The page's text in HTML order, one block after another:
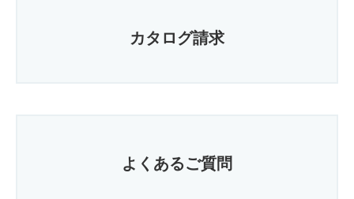
カタログ請求
よくあるご質問